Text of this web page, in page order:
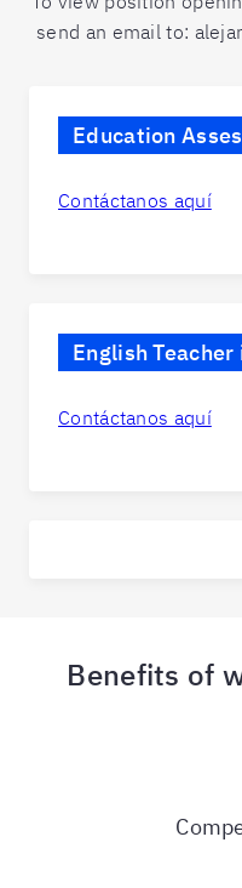
send an email to:
Education
Contáctanos aquí
English
Contáctanos aquí
Benefits of